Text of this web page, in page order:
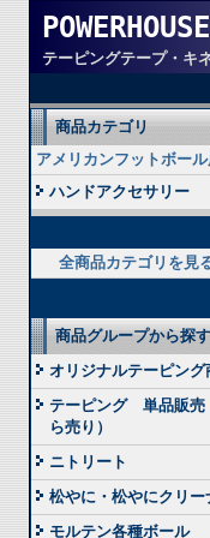
テーピングテープ・キ
商品カテゴリ
アメリカンフットボー
ハンドアクセサリー
全商品カテゴリを見
商品グループから探す
オリジナルテーピング
テーピング 単品販売
ら売り）
ニトリート
松やに・松やにクリー
モルテン各種ボール